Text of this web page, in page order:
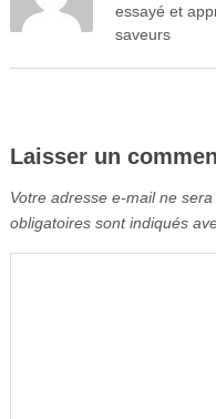
essayé et
saveurs
Laisser un
Votre adresse e-mail ne sera
obligatoires sont indiqués